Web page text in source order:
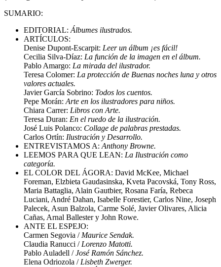
SUMARIO:
EDITORIAL: Álbumes ilustrados.
ARTÍCULOS:
Denise Dupont-Escarpit: Leer un álbum ¡es fácil!
Cecilia Silva-Díaz: La función de la imagen en el álbum.
Pablo Amargo: La mirada del ilustrador.
Teresa Colomer: La protección de Buenas noches luna y otros
valores actuales.
Javier García Sobrino: Todos los cuentos.
Pepe Morán: Arte en los ilustradores para niños.
Chiara Carrer: Libros con Arte.
Teresa Duran: En el ruedo de la ilustración.
José Luis Polanco: Collage de palabras prestadas.
Carlos Ortín: Ilustración y Desarrollo.
ENTREVISTAMOS A: Anthony Browne.
LEEMOS PARA QUE LEAN: La Ilustración como
categoría.
EL COLOR DEL ÁGORA: David McKee, Michael
Foreman, Elzbieta Gaudasinska, Kveta Pacovská, Tony Ross,
Maria Battaglia, Alain Gautbier, Rosana Faría, Rebeca
Luciani, André Dahan, Isabelle Forestier, Carlos Nine, Joseph
Palecek, Asun Balzola, Carme Solé, Javier Olivares, Alicia
Cañas, Arnal Ballester y John Rowe.
ANTE EL ESPEJO:
Carmen Segovia / Maurice Sendak.
Claudia Ranucci / Lorenzo Matotti.
Pablo Auladell /José Ramón Sánchez.
Elena Odriozola / Lisbeth Zwerger.